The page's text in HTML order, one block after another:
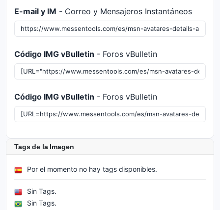
E-mail y IM - Correo y Mensajeros Instantáneos
Código IMG vBulletin - Foros vBulletin
Código IMG vBulletin - Foros vBulletin
Tags de la Imagen
Por el momento no hay tags disponibles.
Sin Tags.
Sin Tags.